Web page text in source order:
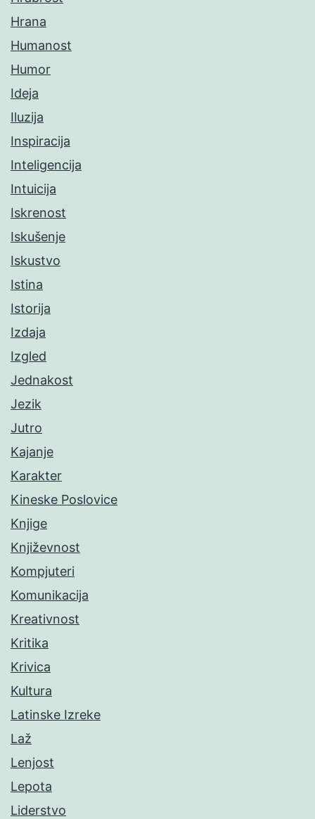
Hrana
Humanost
Humor
Ideja
Iluzija
Inspiracija
Inteligencija
Intuicija
Iskrenost
Iskušenje
Iskustvo
Istina
Istorija
Izdaja
Izgled
Jednakost
Jezik
Jutro
Kajanje
Karakter
Kineske Poslovice
Knjige
Književnost
Kompjuteri
Komunikacija
Kreativnost
Kritika
Krivica
Kultura
Latinske Izreke
Laž
Lenjost
Lepota
Liderstvo